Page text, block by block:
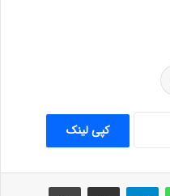
کپی لینک
واتس آپ تلگرام اشتراک گذاری از طریق ایمیل چاپ